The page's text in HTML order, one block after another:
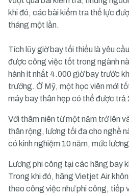
khi đó, các bài kiểm tra thể lực
tháng một lần.
Tích lũy giờ bay tối thiểu là yêu
được công việc tốt trong ngành
hành ít nhất 4.000 giờ bay trước
trưởng. Ở Mỹ, một học viên mới
máy bay thân hẹp có thể được trả
Với thâm niên từ một năm trở lên
thân rộng, lương tối đa cho nghề
có kinh nghiệm 10 năm, mức
Lương phi công tại các hãng bay
Trong khi đó, hãng Vietjet Air
theo công việc như phi công, tiếp